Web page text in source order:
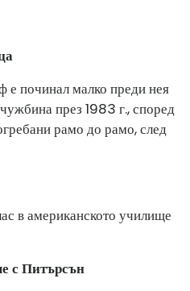
починал малко преди нея
през 1983 г., според
рамо до рамо, след
в американското училище
с Питърсън